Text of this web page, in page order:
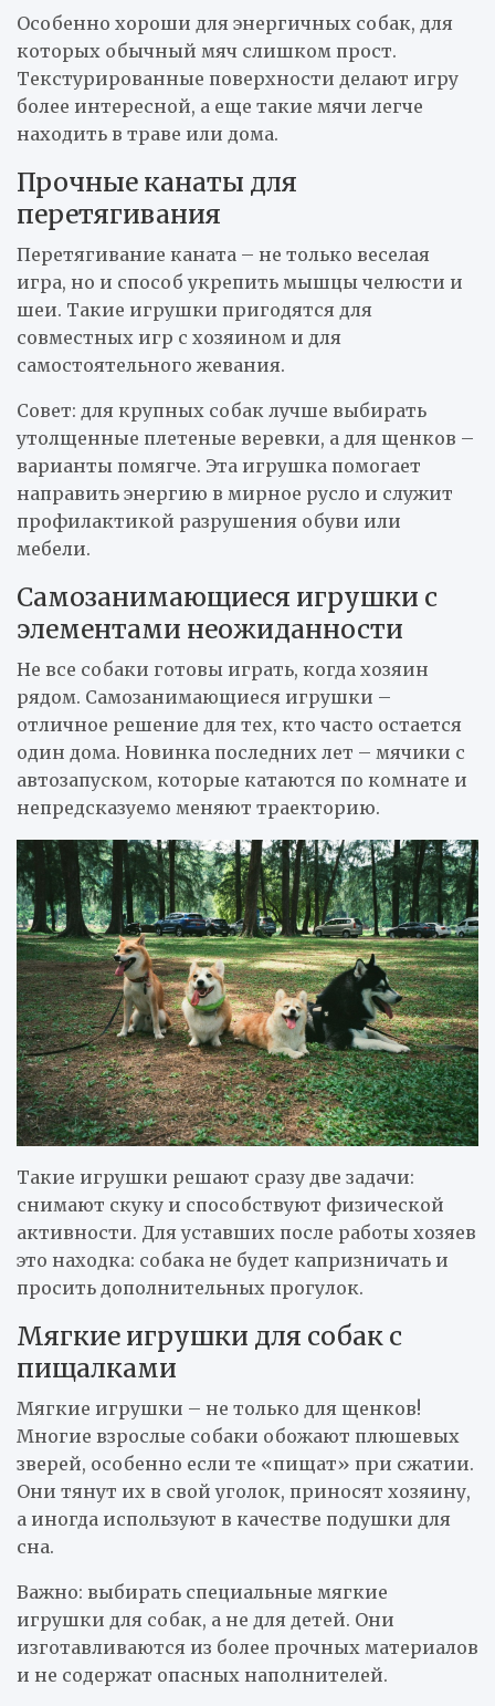
Особенно хороши для энергичных собак, для
которых обычный мяч слишком прост.
Текстурированные поверхности делают игру
более интересной, а еще такие мячи легче
находить в траве или дома.
Прочные канаты для
перетягивания
Перетягивание каната – не только веселая
игра, но и способ укрепить мышцы челюсти и
шеи. Такие игрушки пригодятся для
совместных игр с хозяином и для
самостоятельного жевания.
Совет: для крупных собак лучше выбирать
утолщенные плетеные веревки, а для щенков –
варианты помягче. Эта игрушка помогает
направить энергию в мирное русло и служит
профилактикой разрушения обуви или
мебели.
Самозанимающиеся игрушки с
элементами неожиданности
Не все собаки готовы играть, когда хозяин
рядом. Самозанимающиеся игрушки –
отличное решение для тех, кто часто остается
один дома. Новинка последних лет – мячики с
автозапуском, которые катаются по комнате и
непредсказуемо меняют траекторию.
Такие игрушки решают сразу две задачи:
снимают скуку и способствуют физической
активности. Для уставших после работы хозяев
это находка: собака не будет капризничать и
просить дополнительных прогулок.
Мягкие игрушки для собак с
пищалками
Мягкие игрушки – не только для щенков!
Многие взрослые собаки обожают плюшевых
зверей, особенно если те «пищат» при сжатии.
Они тянут их в свой уголок, приносят хозяину,
а иногда используют в качестве подушки для
сна.
Важно: выбирать специальные мягкие
игрушки для собак, а не для детей. Они
изготавливаются из более прочных материалов
и не содержат опасных наполнителей.